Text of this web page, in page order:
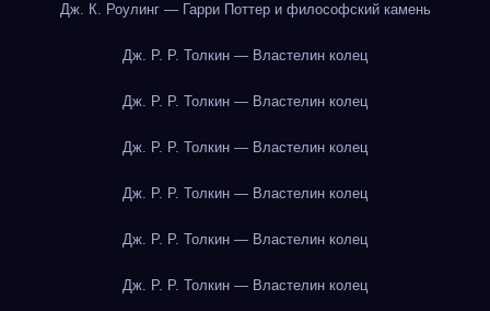
Дж. К. Роулинг — Гарри Поттер и философский камень
Дж. Р. Р. Толкин — Властелин колец
Дж. Р. Р. Толкин — Властелин колец
Дж. Р. Р. Толкин — Властелин колец
Дж. Р. Р. Толкин — Властелин колец
Дж. Р. Р. Толкин — Властелин колец
Дж. Р. Р. Толкин — Властелин колец